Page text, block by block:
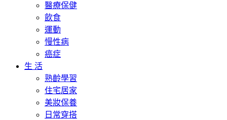
醫療保健
飲食
運動
慢性病
癌症
生 活
熟齡學習
住宅居家
美妝保養
日常穿搭